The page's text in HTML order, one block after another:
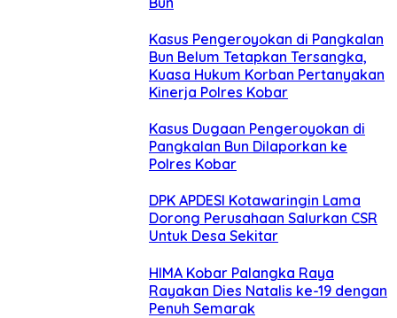
Kasus Pengeroyokan di Pangkalan
Bun Belum Tetapkan Tersangka,
Kuasa Hukum Korban Pertanyakan
Kinerja Polres Kobar
Kasus Dugaan Pengeroyokan di
Pangkalan Bun Dilaporkan ke
Polres Kobar
DPK APDESI Kotawaringin Lama
Dorong Perusahaan Salurkan CSR
Untuk Desa Sekitar
HIMA Kobar Palangka Raya
Rayakan Dies Natalis ke-19 dengan
Penuh Semarak